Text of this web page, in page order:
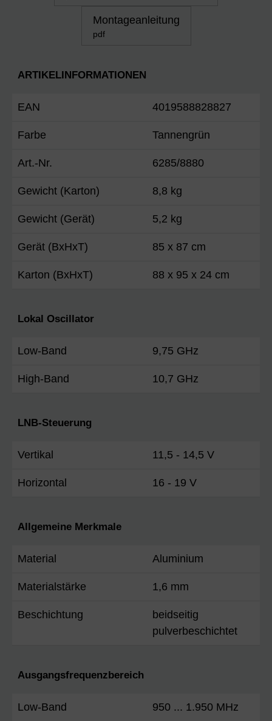
Montageanleitung
pdf
ARTIKELINFORMATIONEN
EAN 4019588828827
Farbe Tannengrün
Art.-Nr. 6285/8880
Gewicht (Karton) 8,8 kg
Gewicht (Gerät) 5,2 kg
Gerät (BxHxT) 85 x 87 cm
Karton (BxHxT) 88 x 95 x 24 cm
Lokal Oscillator
Low-Band 9,75 GHz
High-Band 10,7 GHz
LNB-Steuerung
Vertikal 11,5 - 14,5 V
Horizontal 16 - 19 V
Allgemeine Merkmale
Material Aluminium
Materialstärke 1,6 mm
Beschichtung
beidseitig
pulverbeschichtet
Ausgangsfrequenzbereich
Low-Band 950 ... 1.950 MHz